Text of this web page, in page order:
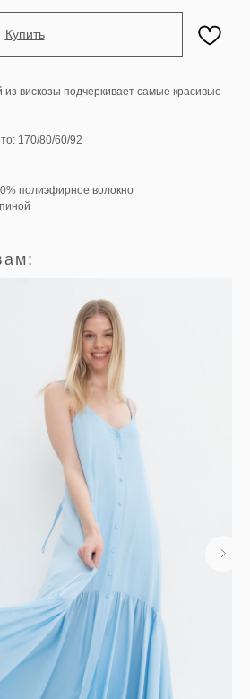
Купить
из вискозы подчеркивает самые красивые
170/80/60/92
полиэфирное волокно